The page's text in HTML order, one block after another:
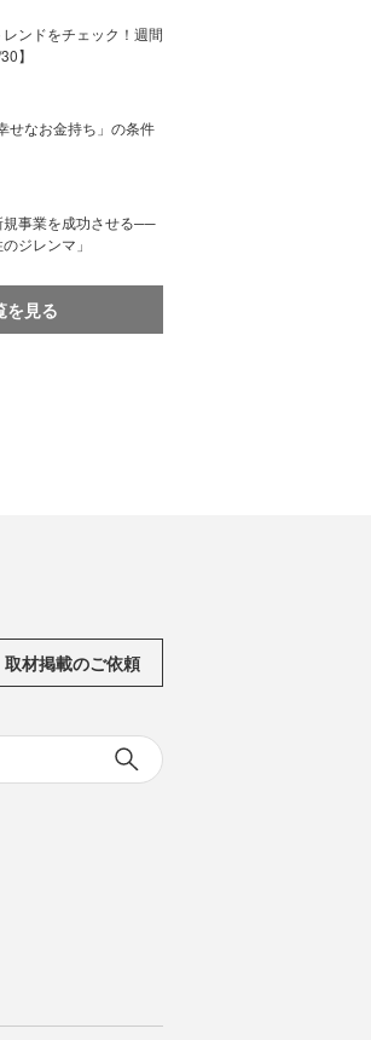
ンドをチェック！週間
】
せなお金持ち」の条件
規事業を成功させる──
ジレンマ」
を見る
取材掲載のご依頼